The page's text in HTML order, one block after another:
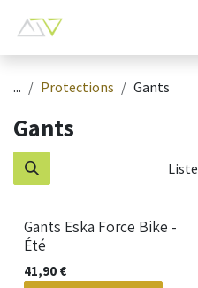
... Protections Gants
Gants
Nouveau !
Gants Eska Force Bike -
Été
41,90 €